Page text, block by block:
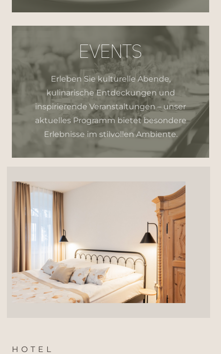
EVENTS
Erleben Sie kulturelle Abende,
kulinarische Entdeckungen und
inspirierende Veranstaltungen – unser
aktuelles Programm bietet besondere
Erlebnisse im stilvollen Ambiente.
HOTEL